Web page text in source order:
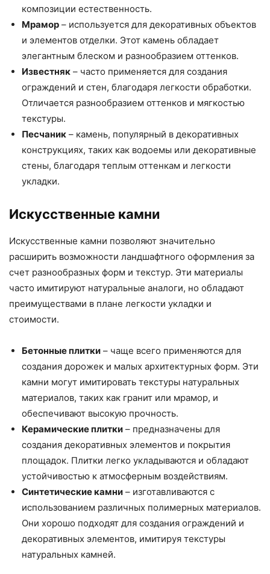
композиции естественность.
Мрамор – используется для декоративных объектов
и элементов отделки. Этот камень обладает
элегантным блеском и разнообразием оттенков.
Известняк – часто применяется для создания
ограждений и стен, благодаря легкости обработки.
Отличается разнообразием оттенков и мягкостью
текстуры.
Песчаник – камень, популярный в декоративных
конструкциях, таких как водоемы или декоративные
стены, благодаря теплым оттенкам и легкости
укладки.
Искусственные камни
Искусственные камни позволяют значительно
расширить возможности ландшафтного оформления за
счет разнообразных форм и текстур. Эти материалы
часто имитируют натуральные аналоги, но обладают
преимуществами в плане легкости укладки и
стоимости.
Бетонные плитки – чаще всего применяются для
создания дорожек и малых архитектурных форм. Эти
камни могут имитировать текстуры натуральных
материалов, таких как гранит или мрамор, и
обеспечивают высокую прочность.
Керамические плитки – предназначены для
создания декоративных элементов и покрытия
площадок. Плитки легко укладываются и обладают
устойчивостью к атмосферным воздействиям.
Синтетические камни – изготавливаются с
использованием различных полимерных материалов.
Они хорошо подходят для создания ограждений и
декоративных элементов, имитируя текстуры
натуральных камней.